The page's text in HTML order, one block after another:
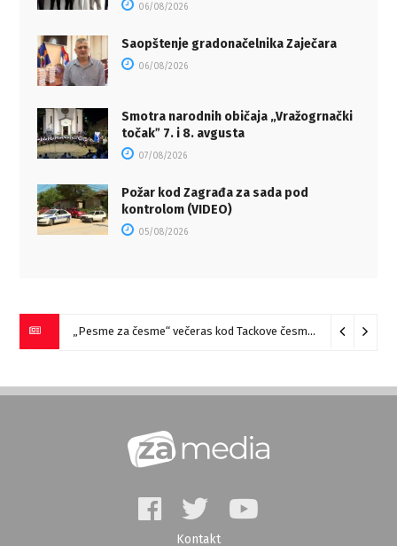
06/08/2026
Saopštenje gradonačelnika Zaječara
06/08/2026
Smotra narodnih običaja „Vražogrnački
točakˮ 7. i 8. avgusta
07/08/2026
Požar kod Zagrađa za sada pod
kontrolom (VIDEO)
05/08/2026
„Pesme za česme“ večeras kod Tackove česme u Zaječaru
Kontakt